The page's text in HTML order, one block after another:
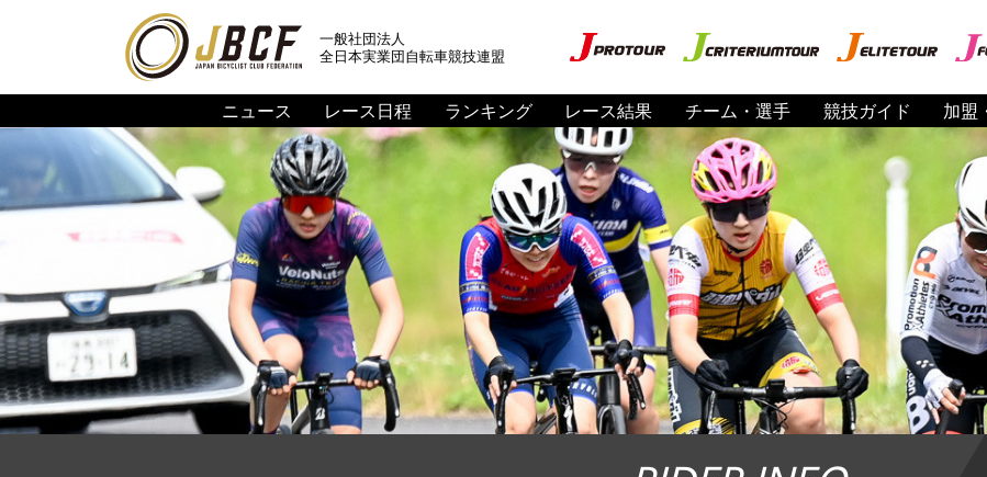
一般社団法人
全日本実業団自転車競技連盟
ニュース レース日程 ランキング レース結果 チーム・選手 競技ガイド 加盟